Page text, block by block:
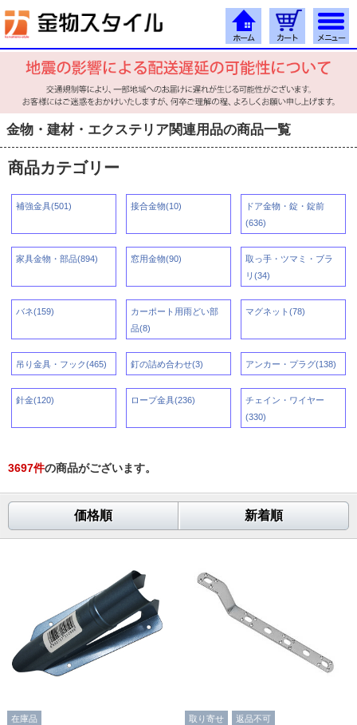
金物・建材・エクステリア関連用品の商品一覧
商品カテゴリー
補強金具(501) 接合金物(10)
ドア金物・錠・錠前
(636)
家具金物・部品(894) 窓用金物(90)
取っ手・ツマミ・ブラ
リ(34)
バネ(159)
カーポート用雨どい部
品(8)
マグネット(78)
吊り金具・フック(465) 釘の詰め合わせ(3) アンカー・プラグ(138)
針金(120) ロープ金具(236)
チェイン・ワイヤー
(330)
3697件の商品がございます。
価格順 新着順
在庫品 取り寄せ 返品不可